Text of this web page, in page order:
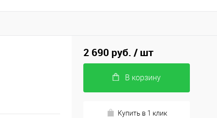
2 690 руб. / шт
В корзину
Купить в 1 клик